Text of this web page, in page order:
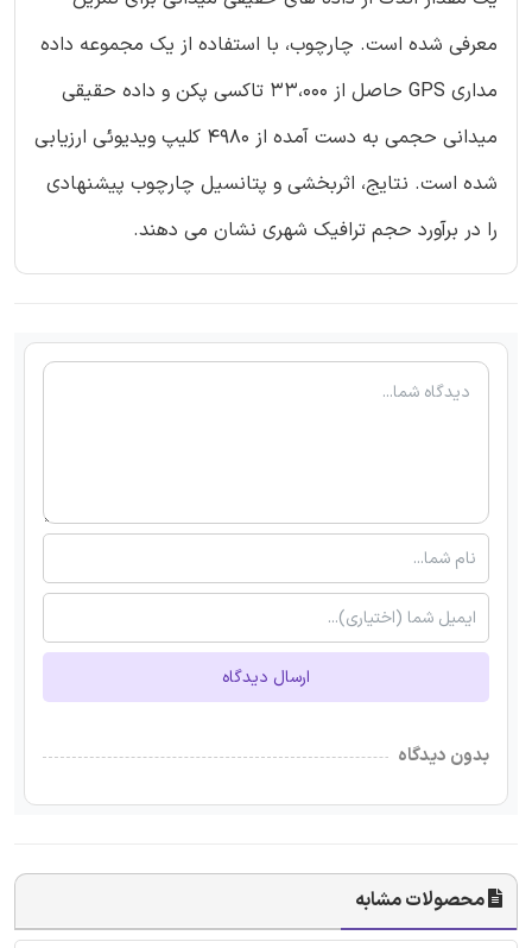
معرفی شده است. چارچوب، با استفاده از یک مجموعه داده
مداری GPS حاصل از 33،000 تاکسی پکن و داده حقیقی
میدانی حجمی به دست آمده از 4980 کلیپ ویدیوئی ارزیابی
شده است. نتایج، اثربخشی و پتانسیل چارچوب پیشنهادی
را در برآورد حجم ترافیک شهری نشان می دهند.
ارسال دیدگاه
بدون دیدگاه
محصولات مشابه